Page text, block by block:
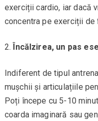
exerciții cardio, iar dacă
concentra pe exerciții de
Încălzirea, un pas
Indiferent de tipul
mușchii și articulațiile
Poți începe cu 5-10
coarda imaginară sau